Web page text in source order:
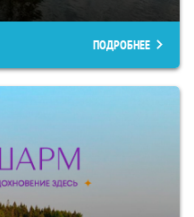
ПОДРОБНЕЕ